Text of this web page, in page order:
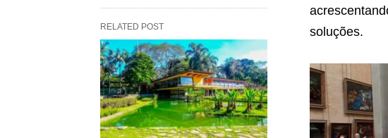
soluções.
RELATED POST